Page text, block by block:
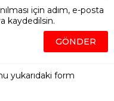
için adım, e-posta
kaydedilsin.
yukarıdaki form